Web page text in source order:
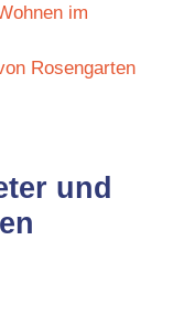
im
Rosengarten
und